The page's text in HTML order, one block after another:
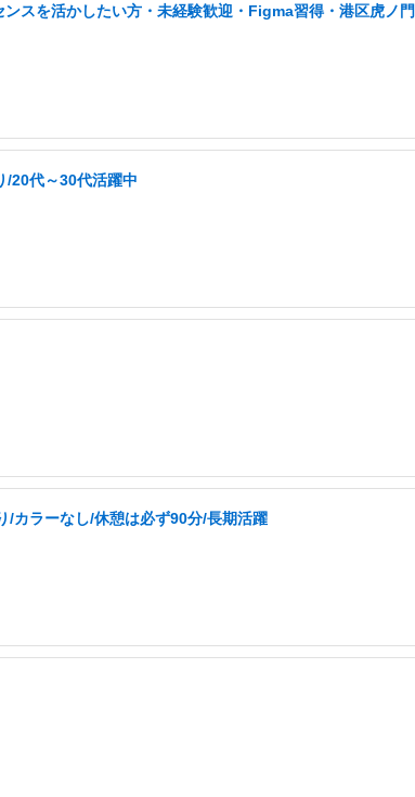
スを活かしたい方・未経験歓迎・Figma習得・港区虎ノ門
/20代～30代活躍中
/カラーなし/休憩は必ず90分/長期活躍